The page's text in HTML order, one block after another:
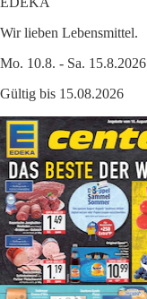
Wir lieben Lebensmittel.
Mo. 10.8. - Sa. 15.8.2026
Gültig bis 15.08.2026